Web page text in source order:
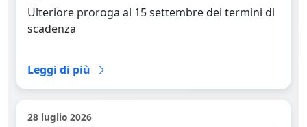
Ulteriore proroga al 15 settembre dei termini di
scadenza
Leggi di più
28 luglio 2026